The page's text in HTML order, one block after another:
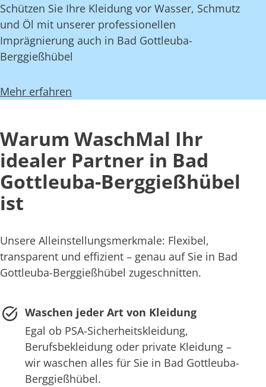
Schützen Sie Ihre Kleidung vor Wasser, Schmutz
und Öl mit unserer professionellen
Imprägnierung auch in Bad Gottleuba-
Berggießhübel
Mehr erfahren
Warum WaschMal Ihr
idealer Partner in Bad
Gottleuba-Berggießhübel
ist
Unsere Alleinstellungsmerkmale: Flexibel,
transparent und effizient – genau auf Sie in Bad
Gottleuba-Berggießhübel zugeschnitten.
Waschen jeder Art von Kleidung
Egal ob PSA-Sicherheitskleidung,
Berufsbekleidung oder private Kleidung –
wir waschen alles für Sie in Bad Gottleuba-
Berggießhübel.